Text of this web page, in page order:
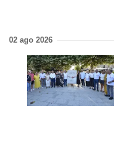
02 ago 2026